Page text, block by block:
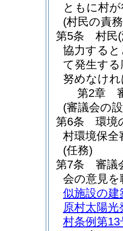
ともに村
(村民の責
第5条
村民
協力する
て発生す
努めなけ
第2章
(審議会の
第6条
環境
村環境保全
(任務)
第7条
審議
会の意見
似施設の
原村太陽
村条例第13